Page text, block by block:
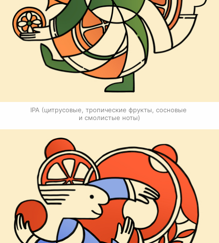
IPA (цитрусовые, тропические фрукты, сосновые
и смолистые ноты)